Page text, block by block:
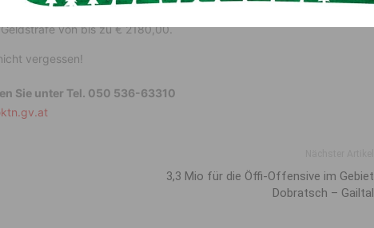
der Gewerbeordnung 1995, BGBl. Nr. 194/1994, zuletzt geändert
von bis zu € 2180,00.
vergessen!
Sie unter Tel. 050 536-63310
3,3 Mio für die Öffi-Offensive im Gebiet
Dobratsch – Gailtal